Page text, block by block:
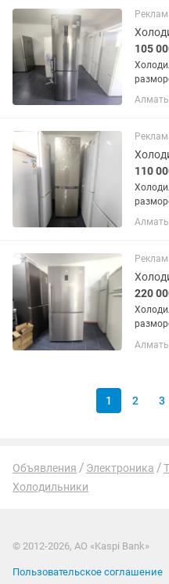
летним
105
разморозки) Высота
см Глубина
110
разморозки) Высота
см Глубина
220
разморозки) Высота
1 2 3
Объявления Электроника
Холодильники
© 2012-2026, АО «Kaspi Bank»
Пользовательское соглашение